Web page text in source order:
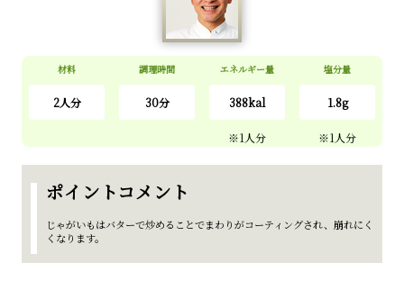
材料
2人分
調理時間
30分
エネルギー量
388kal
塩分量
1.8g
ポイントコメント
じゃがいもはバターで炒めることでまわりがコーティングされ、崩れにく
くなります。